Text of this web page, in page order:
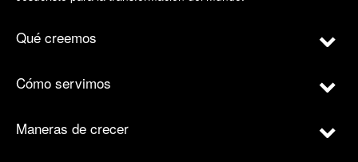
Qué creemos
Cómo servimos
Maneras de crecer